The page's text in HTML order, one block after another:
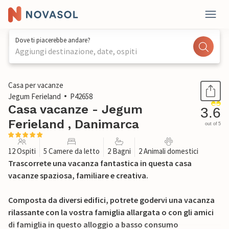
Dove ti piacerebbe andare?
Aggiungi destinazione, date, ospiti
1 / 31
Casa per vacanze
Jegum Ferieland
P42658
Casa vacanze - Jegum
Ferieland , Danimarca
3.6
out of 5
12 Ospiti 5 Camere da letto 2 Bagni 2 Animali domestici
Trascorrete una vacanza fantastica in questa casa
vacanze spaziosa, familiare e creativa.
Composta da diversi edifici, potrete godervi una vacanza
rilassante con la vostra famiglia allargata o con gli amici
di famiglia in questo alloggio a basso consumo